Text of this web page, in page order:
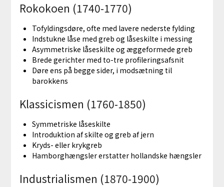
Rokokoen (1740-1770)
Tofyldingsdøre, ofte med lavere nederste fylding
Indstukne låse med greb og låseskilte i messing
Asymmetriske låseskilte og æggeformede greb
Brede gerichter med to-tre profileringsafsnit
Døre ens på begge sider, i modsætning til
barokkens
Klassicismen (1760-1850)
Symmetriske låseskilte
Introduktion af skilte og greb af jern
Kryds- eller krykgreb
Hamborghængsler erstatter hollandske hængsler
Industrialismen (1870-1900)